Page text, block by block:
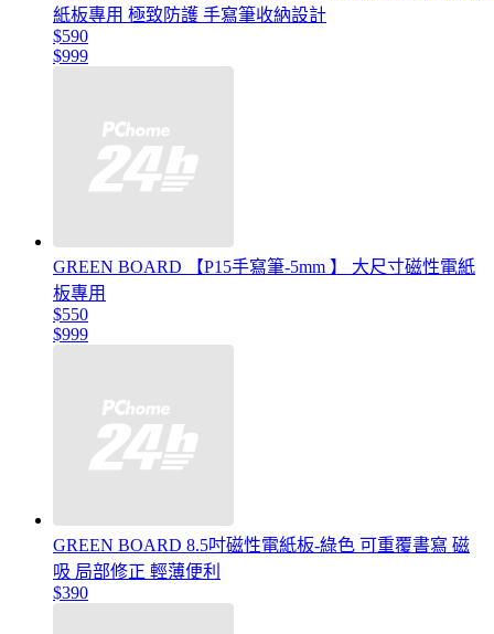
紙板專用 極致防護 手寫筆收納設計
$590
$999
GREEN BOARD 【P15手寫筆-5mm 】 大尺寸磁性電紙
板專用
$550
$999
GREEN BOARD 8.5吋磁性電紙板-綠色 可重覆書寫 磁
吸 局部修正 輕薄便利
$390